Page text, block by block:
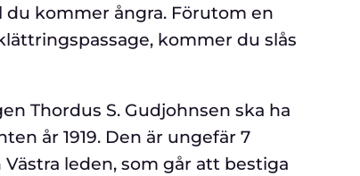
kommer ångra. Förutom en
kommer du slås
Thordus S. Gudjohnsen ska ha
år 1919. Den är ungefär 7
leden, som går att bestiga